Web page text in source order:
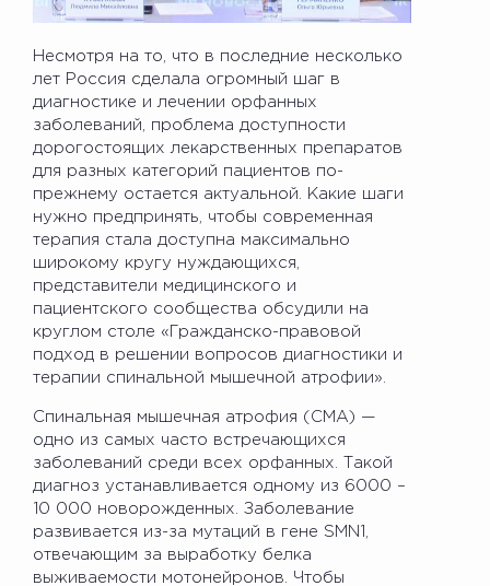
Несмотря на то, что в последние несколько
лет Россия сделала огромный шаг в
диагностике и лечении орфанных
заболеваний, проблема доступности
дорогостоящих лекарственных препаратов
для разных категорий пациентов по-
прежнему остается актуальной. Какие шаги
нужно предпринять, чтобы современная
терапия стала доступна максимально
широкому кругу нуждающихся,
представители медицинского и
пациентского сообщества обсудили на
круглом столе «Гражданско-правовой
подход в решении вопросов диагностики и
терапии спинальной мышечной атрофии».
Спинальная мышечная атрофия (СМА) —
одно из самых часто встречающихся
заболеваний среди всех орфанных. Такой
диагноз устанавливается одному из 6000 –
10 000 новорожденных. Заболевание
развивается из-за мутаций в гене SMN1,
отвечающим за выработку белка
выживаемости мотонейронов. Чтобы